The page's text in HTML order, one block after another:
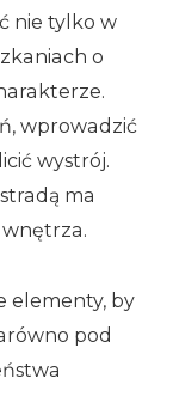
nie tylko w
o
wprowadzić
wystrój.
ma
elementy, by
pod